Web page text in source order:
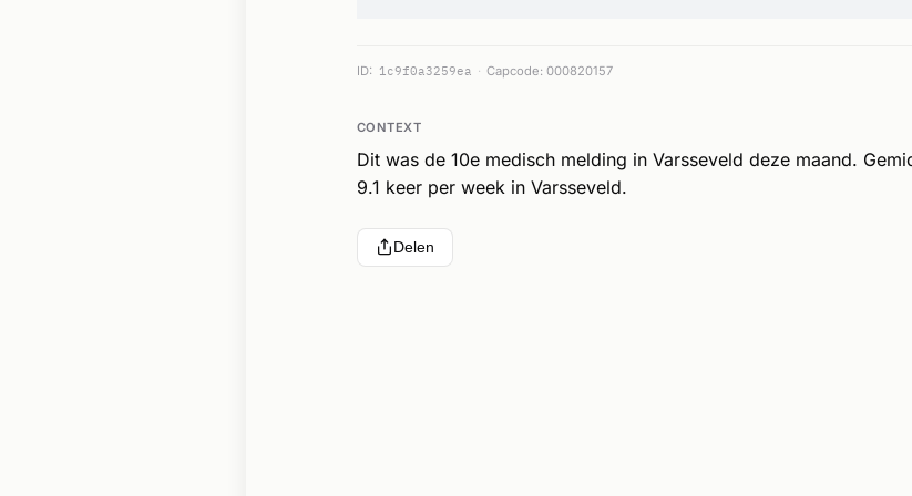
ID: 1c9f0a3259ea Capcode: 000820157
CONTEXT
Dit was de 10e medisch melding in Varsseveld deze maand.
9.1 keer per week in Varsseveld.
Delen